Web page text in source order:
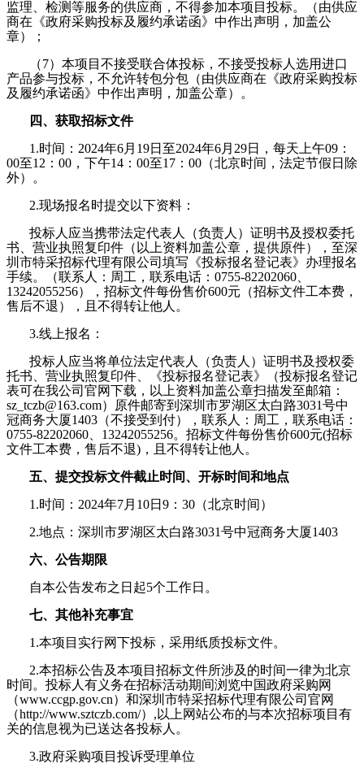
监理、检测等服务的供应商，不得参加本项目投标。（由供应
商在《政府采购投标及履约承诺函》中作出声明，加盖公
章）；
（7）本项目不接受联合体投标，不接受投标人选用进口
产品参与投标，不允许转包分包（由供应商在《政府采购投标
及履约承诺函》中作出声明，加盖公章）。
四、获取招标文件
1.时间：2024年6月19日至2024年6月29日，每天上午09：
00至12：00，下午14：00至17：00（北京时间，法定节假日除
外）。
2.现场报名时提交以下资料：
投标人应当携带法定代表人（负责人）证明书及授权委托
书、营业执照复印件（以上资料加盖公章，提供原件），至深
圳市特采招标代理有限公司填写《投标报名登记表》办理报名
手续。（联系人：周工，联系电话： 0755-82202060
13242055256），招标文件每份售价600元（招标文件工本费，
售后不退），且不得转让他人。
3.线上报名：
投标人应当将单位法定代表人（负责人）证明书及授权委
托书、营业执照复印件、《投标报名登记表》（投标报名登记
表可在我公司官网下载，以上资料加盖公章扫描发至邮箱：
sz_tczb@163.com）原件邮寄到深圳市罗湖区太白路3031号中
冠商务大厦1403（不接受到付），联系人：周工，联系电话：
0755-82202060
13242055256。招标文件每份售价600元(招标
文件工本费，售后不退)，且不得转让他人。
五、提交投标文件截止时间、开标时间和地点
1.时间：2024年7月10日9：30（北京时间）
2.地点： 深圳市罗湖区太白路3031号中冠商务大厦1403
六、公告期限
自本公告发布之日起5个工作日。
七、其他补充事宜
1.本项目实行网下投标，采用纸质投标文件。
2.本招标公告及本项目招标文件所涉及的时间一律为北京
时间。投标人有义务在招标活动期间浏览中国政府采购网
（www.ccgp.gov.cn）和深圳市特采招标代理有限公司官网
（http://www.sztczb.com/）,以上网站公布的与本次招标项目有
关的信息视为已送达各投标人。
3.政府采购项目投诉受理单位